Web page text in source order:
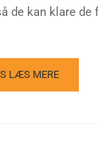
de kan klare
LÆS MERE